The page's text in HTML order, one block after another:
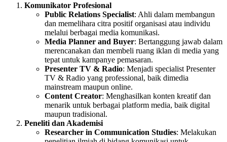
Komunikator Profesional
Public Relations Specialist: Ahli dalam membangun
dan memelihara citra positif organisasi atau individu
melalui berbagai media komunikasi.
Media Planner and Buyer: Bertanggung jawab dalam
merencanakan dan membeli ruang iklan di media yang
tepat untuk kampanye pemasaran.
Presenter TV & Radio: Menjadi specialist Presenter
TV & Radio yang professional, baik dimedia
mainstream maupun online.
Content Creator: Menghasilkan konten kreatif dan
menarik untuk berbagai platform media, baik digital
maupun tradisional.
Peneliti dan Akademisi
Researcher in Communication Studies: Melakukan